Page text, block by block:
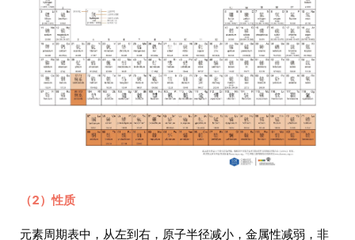
（2）性质
元素周期表中，从左到右，原子半径减小，金属性减弱，非